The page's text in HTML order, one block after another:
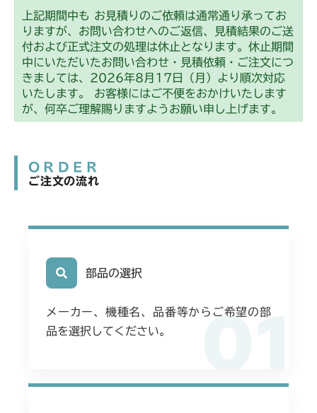
上記期間中も お見積りのご依頼は通常通り承ってお
りますが、お問い合わせへのご返信、見積結果のご送
付および正式注文の処理は休止となります。休止期間
中にいただいたお問い合わせ・見積依頼・ご注文につ
きましては、2026年8月17日（月）より順次対応
いたします。 お客様にはご不便をおかけいたします
が、何卒ご理解賜りますようお願い申し上げます。
ORDER
ご注文の流れ
01
部品の選択
メーカー、機種名、品番等からご希望の部
品を選択してください。